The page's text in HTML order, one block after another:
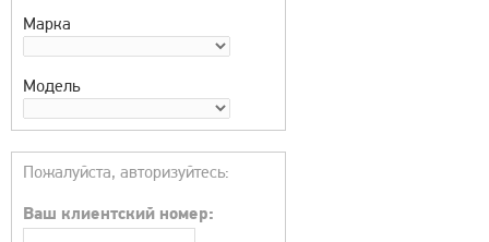
Марка
Модель
Пожалуйста, авторизуйтесь:
Ваш клиентский номер: